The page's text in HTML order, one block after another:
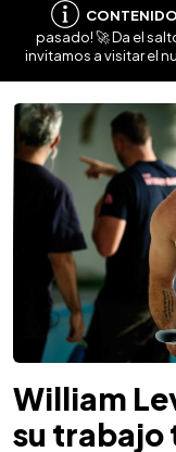
pasado! 🚀 Da el
invitamos a visitar el
William
su trabajo